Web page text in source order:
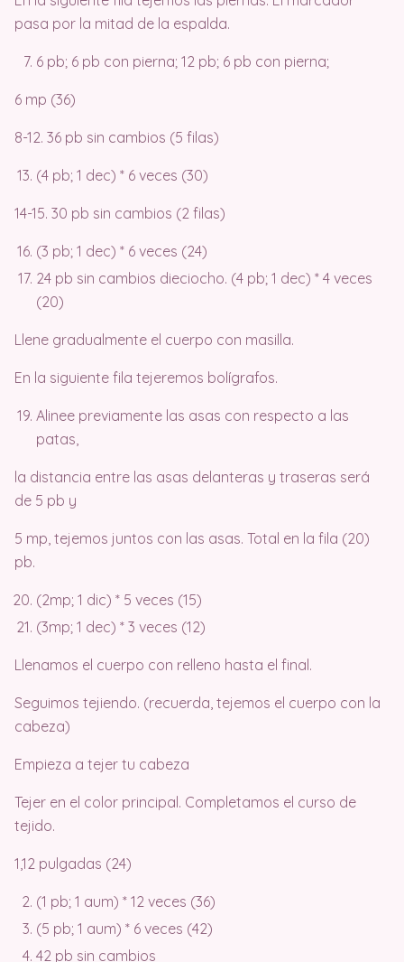
pasa por la mitad de la espalda.
6 pb; 6 pb con pierna; 12 pb; 6 pb con pierna;
6 mp (36)
8-12. 36 pb sin cambios (5 filas)
(4 pb; 1 dec) * 6 veces (30)
14-15. 30 pb sin cambios (2 filas)
(3 pb; 1 dec) * 6 veces (24)
24 pb sin cambios dieciocho. (4 pb; 1 dec) * 4 veces
(20)
Llene gradualmente el cuerpo con masilla.
En la siguiente fila tejeremos bolígrafos.
Alinee previamente las asas con respecto a las
patas,
la distancia entre las asas delanteras y traseras será
de 5 pb y
5 mp, tejemos juntos con las asas. Total en la fila (20)
pb.
(2mp; 1 dic) * 5 veces (15)
(3mp; 1 dec) * 3 veces (12)
Llenamos el cuerpo con relleno hasta el final.
Seguimos tejiendo. (recuerda, tejemos el cuerpo con la
cabeza)
Empieza a tejer tu cabeza
Tejer en el color principal. Completamos el curso de
tejido.
1,12 pulgadas (24)
(1 pb; 1 aum) * 12 veces (36)
(5 pb; 1 aum) * 6 veces (42)
42 pb sin cambios